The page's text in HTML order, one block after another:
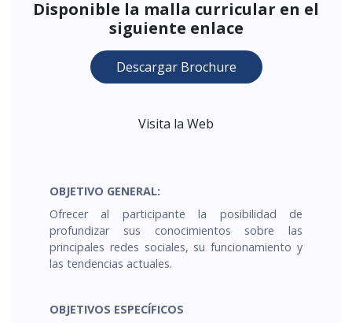
Disponible la malla curricular en el
siguiente enlace
Descargar Brochure
Visita la Web
OBJETIVO GENERAL:
Ofrecer al participante la posibilidad de
profundizar sus conocimientos sobre las
principales redes sociales, su funcionamiento y
las tendencias actuales.
OBJETIVOS ESPECÍFICOS